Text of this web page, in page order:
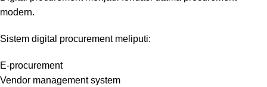
modern.
Sistem digital procurement meliputi:
E-procurement
Vendor management system